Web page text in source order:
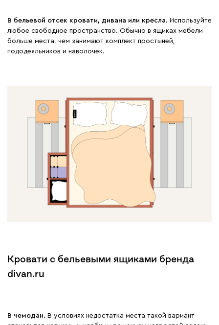
В бельевой отсек кровати, дивана или кресла. Используйте
любое свободное пространство. Обычно в ящиках мебели
больше места, чем занимают комплект простыней,
пододеяльников и наволочек.
Кровати с бельевыми ящиками бренда
divan.ru
В чемодан. В условиях недостатка места такой вариант